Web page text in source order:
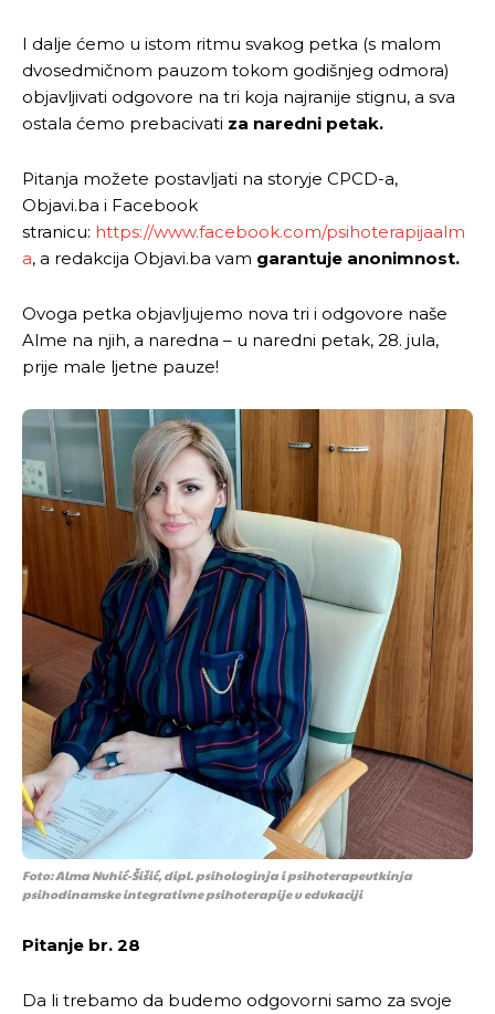
I dalje ćemo u istom ritmu svakog petka (s malom
dvosedmičnom pauzom tokom godišnjeg odmora)
objavljivati odgovore na tri koja najranije stignu, a sva
ostala ćemo prebacivati za naredni petak.
Pitanja možete postavljati na storyje CPCD-a,
Objavi.ba i Facebook
stranicu: https://www.facebook.com/psihoterapijaalm
a, a redakcija Objavi.ba vam garantuje anonimnost.
Ovoga petka objavljujemo nova tri i odgovore naše
Alme na njih, a naredna – u naredni petak, 28. jula,
prije male ljetne pauze!
Foto: Alma Nuhić-Šišić, dipl. psihologinja i psihoterapeutkinja
psihodinamske integrativne psihoterapije u edukaciji
Pitanje br. 28
Da li trebamo da budemo odgovorni samo za svoje